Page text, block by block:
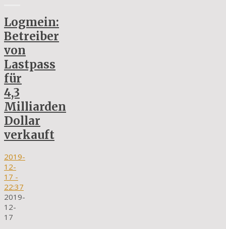
Logmein:
Betreiber
von
Lastpass
für
4,3
Milliarden
Dollar
verkauft
2019-
12-
17 -
22:37
2019-
12-
17